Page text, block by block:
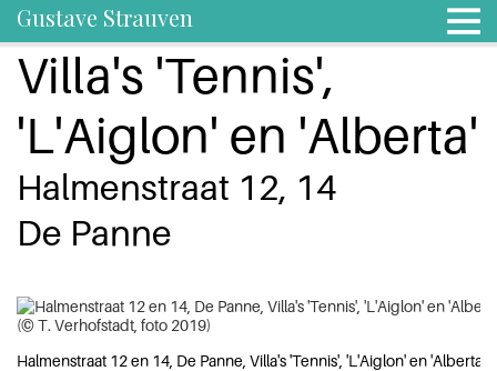
Gustave Strauven
Villa's 'Tennis',
'L'Aiglon' en 'Alberta'
Halmenstraat 12, 14
De Panne
Halmenstraat 12 en 14, De Panne, Villa's 'Tennis', 'L'Aiglon' en 'Alberta'